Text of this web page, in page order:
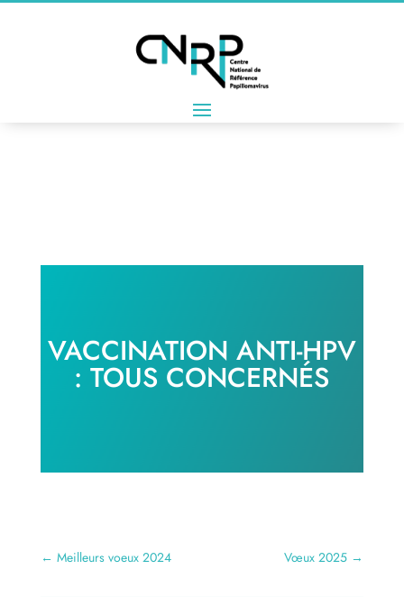
VACCINATION ANTI-HPV
: TOUS CONCERNÉS
← Meilleurs voeux 2024 Vœux 2025 →